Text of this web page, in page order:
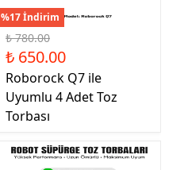
%17 İndirim
₺ 780.00
₺ 650.00
Roborock Q7 ile
Uyumlu 4 Adet Toz
Torbası